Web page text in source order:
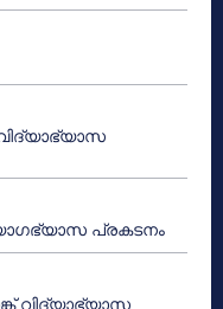
പ്രകടനം
വിദ്യാഭ്യാസ